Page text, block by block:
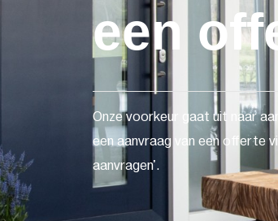
een
Onze voorkeur gaat uit naar
een aanvraag van een offerte
aanvragen'.